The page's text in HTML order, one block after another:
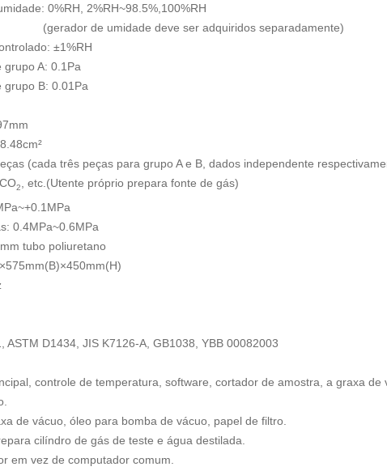
0%RH, 2%RH~98.5%,100%RH
deve ser adquiridos separadamente)
±1%RH
grupo A: 0.1Pa
grupo B: 0.01Pa
(cada três peças para grupo A e B, dados independente
2
, etc.(Utente próprio prepara fonte de gás)
0.4MPa~0.6MPa
tubo poliuretano
ASTM D1434, JIS K7126-A, GB1038, YBB 00082003
controle de temperatura, software, cortador de amostra, a graxa de
de vácuo, óleo para bomba de vácuo, papel de filtro.
cilíndro de gás de teste e água destilada.
em vez de computador comum.